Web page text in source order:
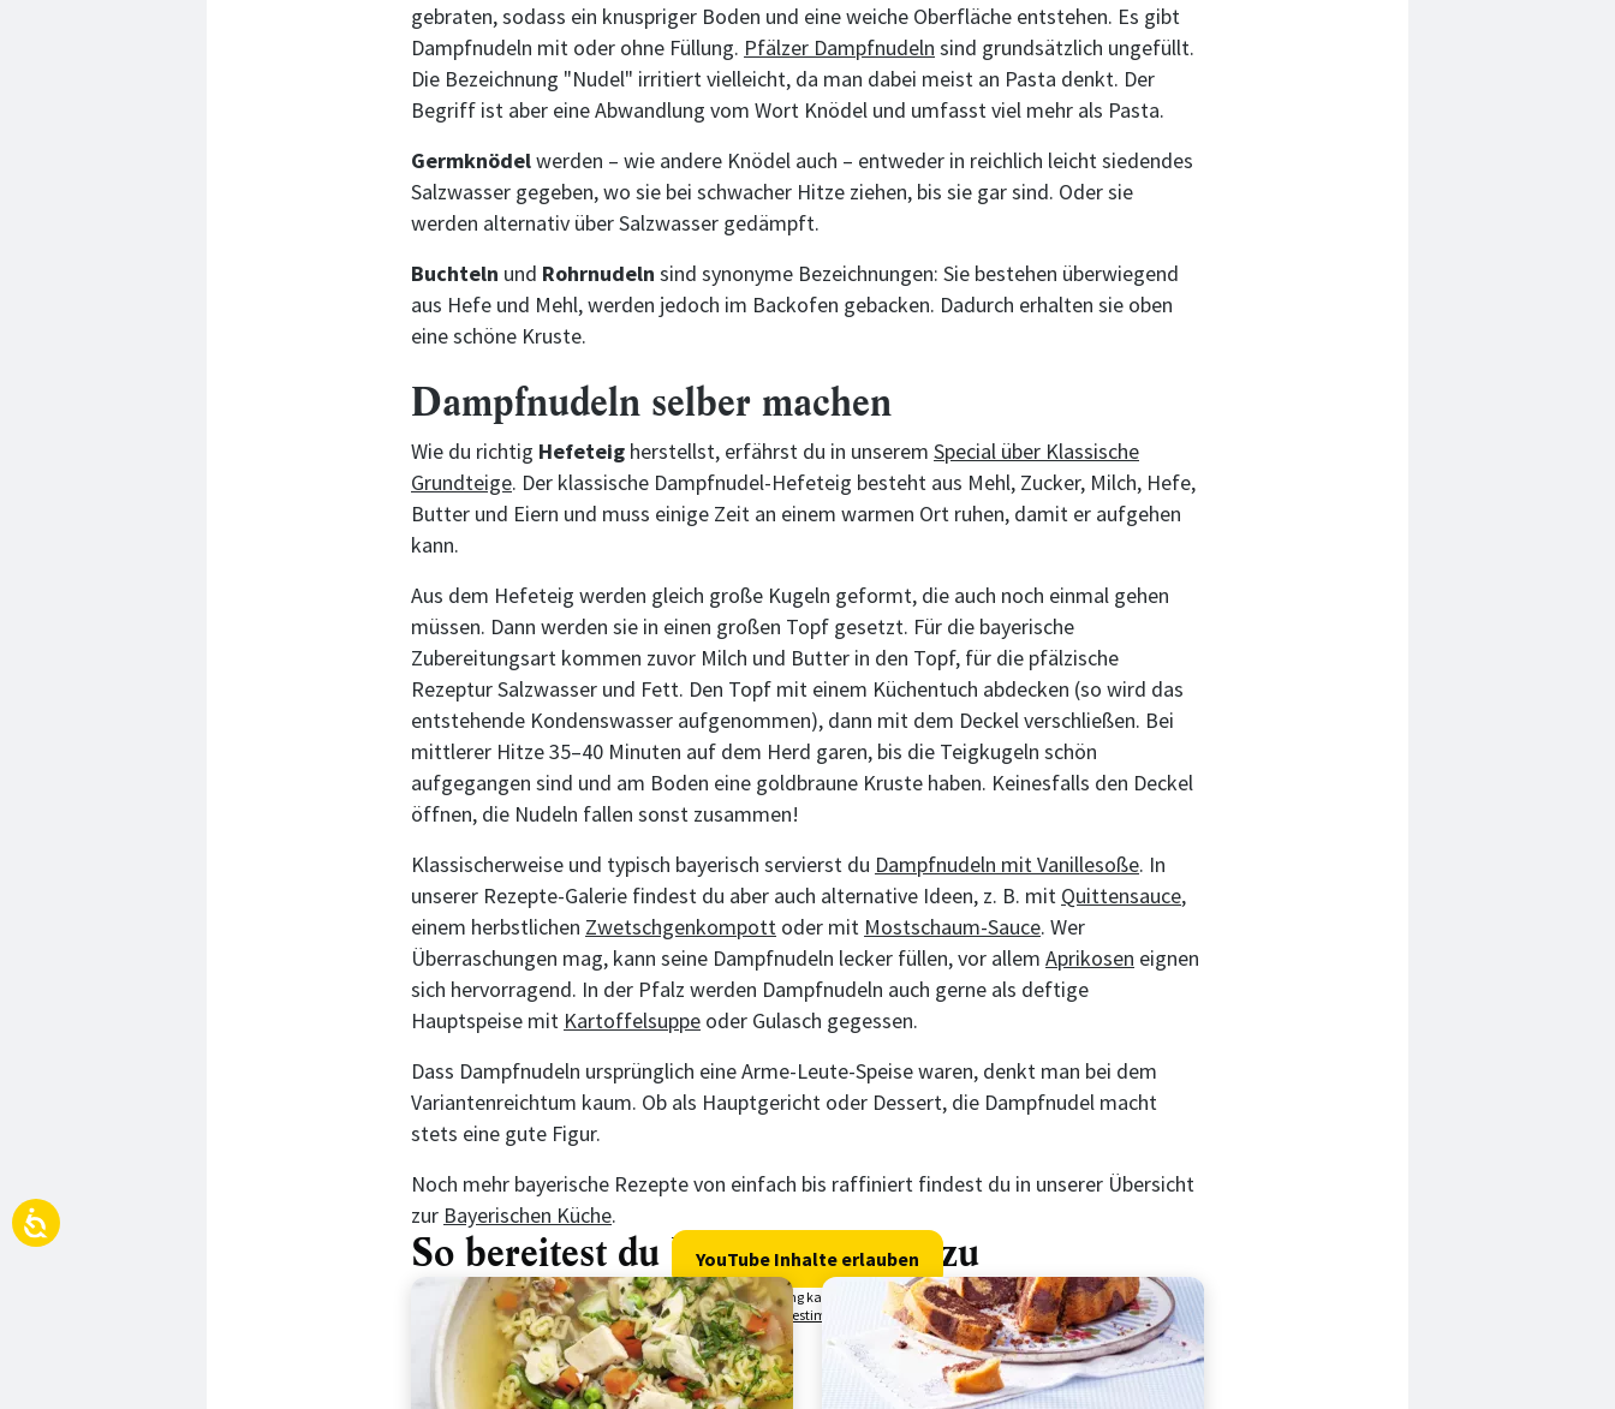
gebraten, sodass ein knuspriger Boden und eine weiche Oberfläche entstehen. Es gibt
Dampfnudeln mit oder ohne Füllung. Pfälzer Dampfnudeln sind grundsätzlich ungefüllt.
Die Bezeichnung "Nudel" irritiert vielleicht, da man dabei meist an Pasta denkt. Der
Begriff ist aber eine Abwandlung vom Wort Knödel und umfasst viel mehr als Pasta.
Germknödelwerden – wie andere Knödel auch – entweder in reichlich leicht siedendes
Salzwasser gegeben, wo sie bei schwacher Hitze ziehen, bis sie gar sind. Oder sie
werden alternativ über Salzwasser gedämpft.
Buchteln und Rohrnudeln sind synonyme Bezeichnungen: Sie bestehen überwiegend
aus Hefe und Mehl, werden jedoch im Backofen gebacken. Dadurch erhalten sie oben
eine schöne Kruste.
Dampfnudeln selber machen
Wie du richtig Hefeteig herstellst, erfährst du in unserem Special über Klassische
Grundteige. Der klassische Dampfnudel-Hefeteig besteht aus Mehl, Zucker, Milch, Hefe,
Butter und Eiern und muss einige Zeit an einem warmen Ort ruhen, damit er aufgehen
kann.
Aus dem Hefeteig werden gleich große Kugeln geformt, die auch noch einmal gehen
müssen. Dann werden sie in einen großen Topf gesetzt. Für die bayerische
Zubereitungsart kommen zuvor Milch und Butter in den Topf, für die pfälzische
Rezeptur Salzwasser und Fett. Den Topf mit einem Küchentuch abdecken (so wird das
entstehende Kondenswasser aufgenommen), dann mit dem Deckel verschließen. Bei
mittlerer Hitze 35–40 Minuten auf dem Herd garen, bis die Teigkugeln schön
aufgegangen sind und am Boden eine goldbraune Kruste haben. Keinesfalls den Deckel
öffnen, die Nudeln fallen sonst zusammen!
Klassischerweise und typisch bayerisch servierst du Dampfnudeln mit Vanillesoße. In
unserer Rezepte-Galerie findest du aber auch alternative Ideen, z. B. mit Quittensauce,
einem herbstlichen Zwetschgenkompott oder mit Mostschaum-Sauce. Wer
Überraschungen mag, kann seine Dampfnudeln lecker füllen, vor allem Aprikosen eignen
sich hervorragend. In der Pfalz werden Dampfnudeln auch gerne als deftige
Hauptspeise mit Kartoffelsuppe oder Gulasch gegessen.
Dass Dampfnudeln ursprünglich eine Arme-Leute-Speise waren, denkt man bei dem
Variantenreichtum kaum. Ob als Hauptgericht oder Dessert, die Dampfnudel macht
stets eine gute Figur.
Noch mehr bayerische Rezepte von einfach bis raffiniert findest du in unserer Übersicht
zur Bayerischen Küche.
So bereitest du Hefeteig richtig zu
YouTube Inhalte erlauben
Deine Einwilligung kannst Du jederzeit
in denDatenschutzbestimmungen widerrufen.